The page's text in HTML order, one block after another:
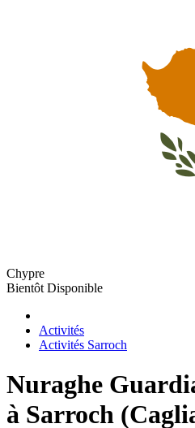
Chypre
Bientôt Disponible
Activités
Activités Sarroch
Nuraghe
à Sarroch